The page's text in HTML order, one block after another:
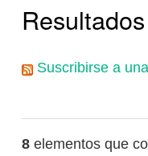
Suscribirse a
8elementos que